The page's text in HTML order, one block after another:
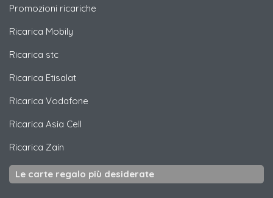
Promozioni ricariche
Ricarica Mobily
Ricarica stc
Ricarica Etisalat
Ricarica Vodafone
Ricarica Asia Cell
Ricarica Zain
Le carte regalo più desiderate